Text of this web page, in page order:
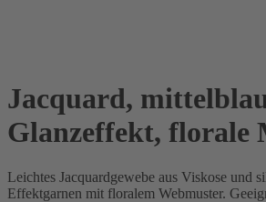
Jacquard,
Glanzeffekt, florale
Leichtes Jacquardgewebe aus Viskose und
Effektgarnen mit floralem Webmuster.